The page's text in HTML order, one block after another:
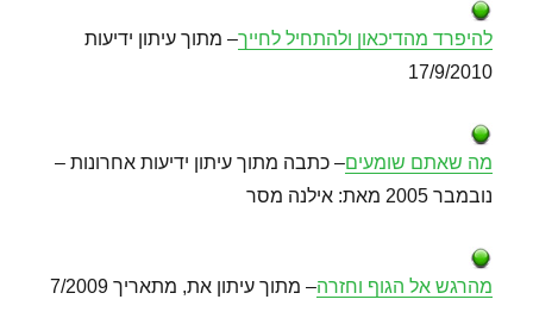
להיפרד מהדיכאון ולהתחיל לחייך– מתוך עיתון ידיעות
17/9/2010
מה שאתם שומעים– כתבה מתוך עיתון ידיעות אחרונות –
נובמבר 2005 מאת: אילנה מסר
מהרגש אל הגוף וחזרה– מתוך עיתון את, מתאריך 7/2009